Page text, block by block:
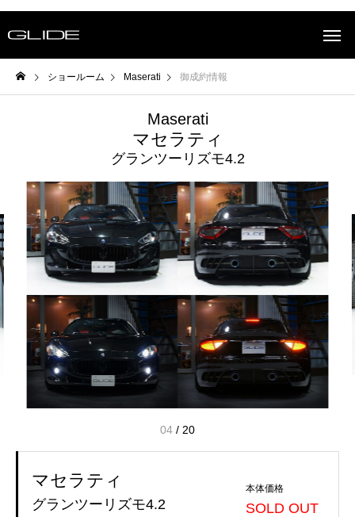
ショールーム Maserati 御成約情報
Maserati
マセラティ
グランツーリズモ4.2
04 / 20
マセラティ
グランツーリズモ4.2
本体価格
SOLD OUT